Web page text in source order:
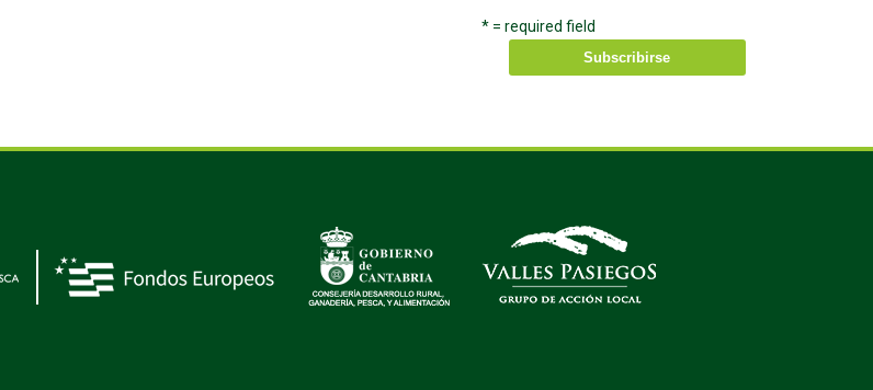
* = required field